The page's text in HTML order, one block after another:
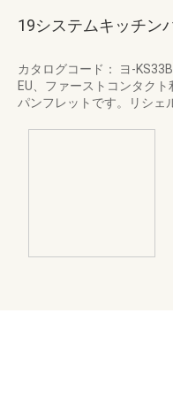
19システムキッチン
カタログコード： ヨ-
EU、ファーストコンタク
パンフレットです。リシェ